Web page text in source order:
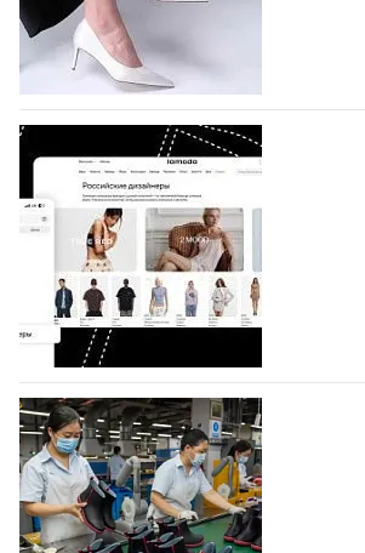
по 1 октября, уже подано 1047
половину из них (494) прислали
коллекции которых не были
07.08.2026 630
BALLINA представит свои
Shoes
Компания BALLINA Guangzhou
Co., Ltd., основанная в 2011 году и
Гуанчжоу, столице моды Китая,
профессиональной обувной
объединяющей разработку,
07.08.2026 489
На платформе Lamoda -
условия продвижения
дизайнерских марок
Российский маркетплейс Lamoda